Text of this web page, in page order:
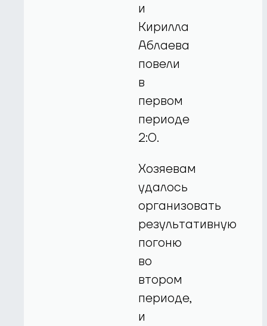
и
Кирилла
Аблаева
повели
в
первом
периоде
2:0.
Хозяевам
удалось
организовать
результативную
погоню
во
втором
периоде,
и